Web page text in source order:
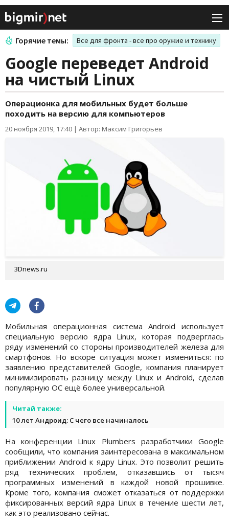
Горячие темы: Все для фронта - все про оружие и технику
Google переведет Android
на чистый Linux
Операционка для мобильных будет больше
походить на версию для компьютеров
20 ноября 2019, 17:40 | Автор: Максим Григорьев
3Dnews.ru
Мобильная операционная система Android использует
специальную версию ядра Linux, которая подверглась
ряду изменений со стороны производителей железа для
смартфонов. Но вскоре ситуация может измениться: по
заявлению представителей Google, компания планирует
минимизировать разницу между Linux и Android, сделав
популярную ОС ещё более универсальной.
Читай также:
10 лет Андроид: С чего все начиналось
На конференции Linux Plumbers разработчики Google
сообщили, что компания заинтересована в максимальном
приближении Android к ядру Linux. Это позволит решить
ряд технических проблем, отказавшись от тысяч
программных изменений в каждой новой прошивке.
Кроме того, компания сможет отказаться от поддержки
фиксированных версий ядра Linux в течение шести лет,
как это реализовано сейчас.